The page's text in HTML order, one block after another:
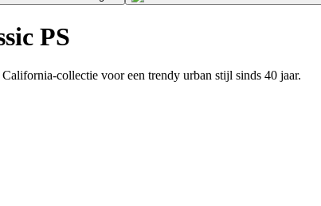
PS
collectie voor een trendy urban stijl sinds 40 jaar.